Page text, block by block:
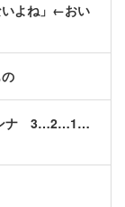
いよね」←おい
ンナ 3…2…1…